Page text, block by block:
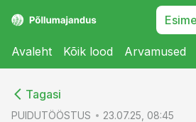
Avaleht Kõik lood Arvamused
Tagasi
PUIDUTÖÖSTUS 23.07.25, 08:45